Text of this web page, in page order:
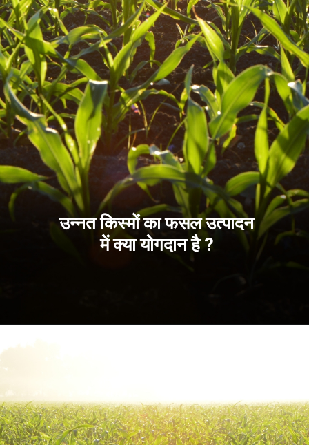
उन्नत किस्मों का फसल उत्पादन
में क्या योगदान है ?